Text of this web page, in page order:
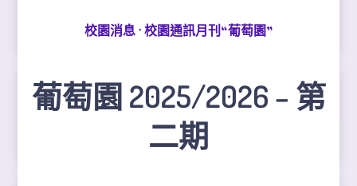
校園消息· 校園通訊月刊“葡萄園”
葡萄園 2025/2026 – 第
二期